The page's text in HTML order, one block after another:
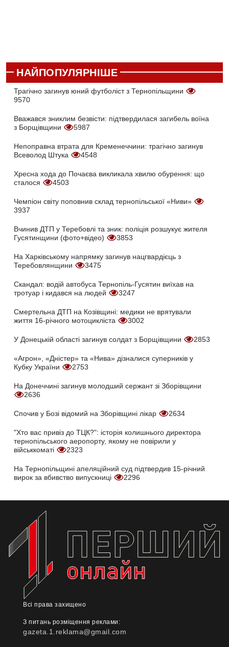
НАЙПОПУЛЯРНІШЕ
Трагічно загинув юний футболіст з Тернопільщини
9570
Вважався зниклим безвісти: підтвердилася загибель воїна
з Борщівщини
5987
Непоправна втрата для Кременеччини: трагічно загинув
Всеволод Штука
4548
Хресна хода до Почаєва викликала хвилю обурення: що
сталося
4503
Чемпіон світу поповнив склад тернопільської «Ниви»
3937
Вчинив ДТП у Теребовлі та зник: поліція розшукує жителя
Гусятинщини (фото+відео)
3853
На Харківському напрямку загинув нацгвардієць з
Теребовлянщини
3475
Скандал: водій автобуса Тернопіль-Гусятин виїхав на
тротуар і кидався на людей
3247
Смертельна ДТП на Козівщині: медики не врятували
життя 16-річного мотоцикліста
3002
У Донецькій області загинув солдат з Борщівщини 2853
«Агрон», «Дністер» та «Нива» дізналися суперників у
Кубку України
2753
На Донеччині загинув молодший сержант зі Зборівщини
2636
Спочив у Бозі відомий на Зборівщині лікар 2634
"Хто вас привіз до ТЦК?": історія колишнього директора
тернопільського аеропорту, якому не повірили у
військкоматі
2323
На Тернопільщині апеляційний суд підтвердив 15-річний
вирок за вбивство випускниці
2296
Всі права захищено
З питань розміщення реклами:
gazeta.1.reklama@gmail.com